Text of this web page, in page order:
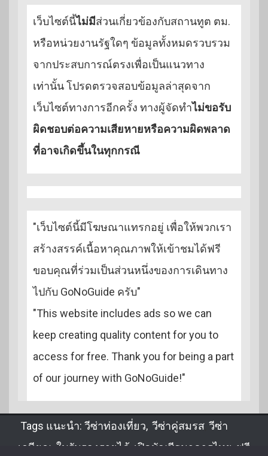
เว็บไซต์นี้ไม่มีส่วนเกี่ยวข้องกับสถานทูต ตม.
หรือหน่วยงานรัฐใดๆ ข้อมูลทั้งหมดรวบรวม
จากประสบการณ์ตรงเพื่อเป็นแนวทาง
เท่านั้น โปรดตรวจสอบข้อมูลล่าสุดจาก
เว็บไซต์ทางการอีกครั้ง ทางผู้จัดทำไม่ขอรับ
ผิดชอบต่อความเสียหายหรือความผิดพลาด
ที่อาจเกิดขึ้นในทุกกรณี
"เว็บไซต์นี้มีโฆษณาแทรกอยู่ เพื่อให้พวกเรา
สร้างสรรค์เนื้อหาคุณภาพให้เข้าชมได้ฟรี
ขอบคุณที่ร่วมเป็นส่วนหนึ่งของการเดินทาง
ไปกับ GoNoGuide ครับ"
"This website includes ads so we can
keep creating quality content for you to
access for free. Thank you for being a part
of our journey with GoNoGuide!"
Tags แนะนำ: วีซ่าท่องเที่ยว, วีซ่าคู่สมรส ,วีซ่า
เกษียณ ใบรับรองรายได้ เปิดบัญชีธนาคารไทย ฟรี